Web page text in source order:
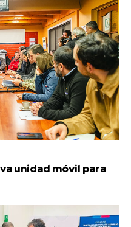
unidad móvil para